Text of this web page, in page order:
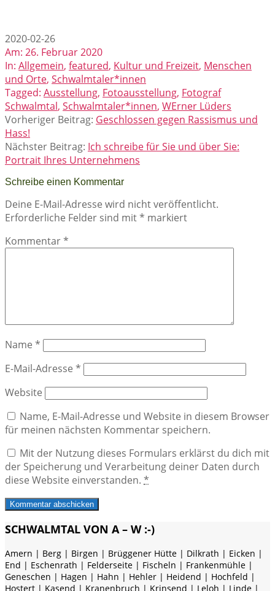
2020-02-26
Am: 26. Februar 2020
In: Allgemein, featured, Kultur und Freizeit, Menschen
und Orte, Schwalmtaler*innen
Tagged: Ausstellung, Fotoausstellung, Fotograf
Schwalmtal, Schwalmtaler*innen, WErner Lüders
Vorheriger Beitrag: Geschlossen gegen Rassismus und
Hass!
Nächster Beitrag: Ich schreibe für Sie und über Sie:
Portrait Ihres Unternehmens
Schreibe einen Kommentar
Deine E-Mail-Adresse wird nicht veröffentlicht.
Erforderliche Felder sind mit* markiert
Kommentar*
Name *
E-Mail-Adresse *
Website
Name, E-Mail-Adresse und Website in diesem Browser
für meinen nächsten Kommentar speichern.
Mit der Nutzung dieses Formulars erklärst du dich mit
der Speicherung und Verarbeitung deiner Daten durch
diese Website einverstanden. *
SCHWALMTAL VON A – W :-)
Amern | Berg | Birgen | Brüggener Hütte | Dilkrath | Eicken |
End | Eschenrath | Felderseite | Fischeln | Frankenmühle |
Geneschen | Hagen | Hahn | Hehler | Heidend | Hochfeld |
Hostert | Kasend | Kranenbruch | Krinsend | Leloh | Linde |